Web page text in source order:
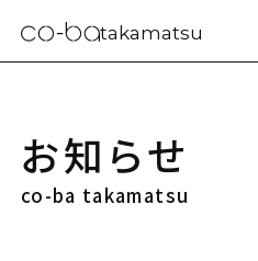
takamatsu
お知らせ
co-ba takamatsu